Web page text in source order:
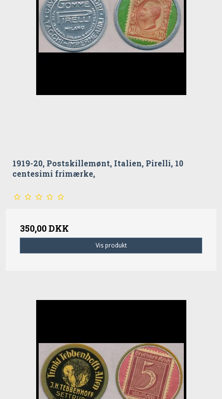
1919-20, Postskillemønt, Italien, Pirelli, 10
centesimi frimærke,
350,00 DKK
Vis produkt